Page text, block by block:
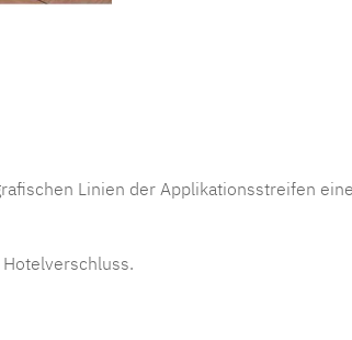
Linien der Applikationsstreifen